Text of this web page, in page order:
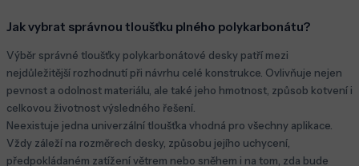
Jak vybrat správnou tloušťku plného polykarbonátu?
Výběr správné tloušťky polykarbonátové desky patří mezi
nejdůležitější rozhodnutí při návrhu celé konstrukce. Ovlivňuje nejen
pevnost a odolnost materiálu, ale také jeho hmotnost, způsob kotvení i
celkovou životnost výsledného řešení.
Neexistuje jedna univerzální tloušťka vhodná pro všechny aplikace.
Vždy záleží na rozměrech desky, způsobu jejího uchycení,
předpokládaném zatížení větrem nebo sněhem i na tom, zda bude